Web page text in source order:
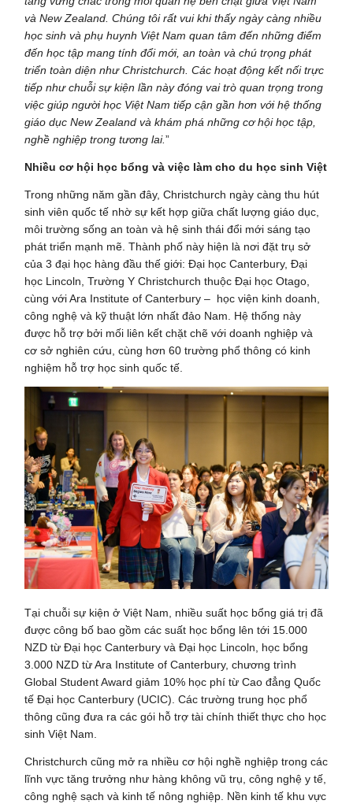
và New Zealand. Chúng tôi rất vui khi thấy ngày càng nhiều
học sinh và phụ huynh Việt Nam quan tâm đến những điểm
đến học tập mang tính đổi mới, an toàn và chú trọng phát
triển toàn diện như Christchurch. Các hoạt động kết nối trực
tiếp như chuỗi sự kiện lần này đóng vai trò quan trọng trong
việc giúp người học Việt Nam tiếp cận gần hơn với hệ thống
giáo dục New Zealand và khám phá những cơ hội học tập,
nghề nghiệp trong tương lai.”
Nhiều cơ hội học bổng và việc làm cho du học sinh Việt
Trong những năm gần đây, Christchurch ngày càng thu hút
sinh viên quốc tế nhờ sự kết hợp giữa chất lượng giáo dục,
môi trường sống an toàn và hệ sinh thái đổi mới sáng tạo
phát triển mạnh mẽ. Thành phố này hiện là nơi đặt trụ sở
của 3 đại học hàng đầu thế giới: Đại học Canterbury, Đại
học Lincoln, Trường Y Christchurch thuộc Đại học Otago,
cùng với Ara Institute of Canterbury – học viện kinh doanh,
công nghệ và kỹ thuật lớn nhất đảo Nam. Hệ thống này
được hỗ trợ bởi mối liên kết chặt chẽ với doanh nghiệp và
cơ sở nghiên cứu, cùng hơn 60 trường phổ thông có kinh
nghiệm hỗ trợ học sinh quốc tế.
Tại chuỗi sự kiện ở Việt Nam, nhiều suất học bổng giá trị đã
được công bố bao gồm các suất học bổng lên tới 15.000
NZD từ Đại học Canterbury và Đại học Lincoln, học bổng
3.000 NZD từ Ara Institute of Canterbury, chương trình
Global Student Award giảm 10% học phí từ Cao đẳng Quốc
tế Đại học Canterbury (UCIC). Các trường trung học phổ
thông cũng đưa ra các gói hỗ trợ tài chính thiết thực cho học
sinh Việt Nam.
Christchurch cũng mở ra nhiều cơ hội nghề nghiệp trong các
lĩnh vực tăng trưởng như hàng không vũ trụ, công nghệ y tế,
công nghệ sạch và kinh tế nông nghiệp. Nền kinh tế khu vực